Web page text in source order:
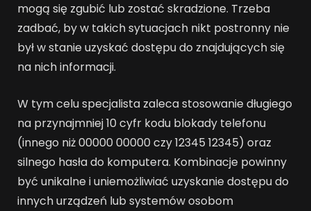
mogą się zgubić lub zostać skradzione. Trzeba
zadbać, by w takich sytuacjach nikt postronny nie
był w stanie uzyskać dostępu do znajdujących się
na nich informacji.
W tym celu specjalista zaleca stosowanie długiego
na przynajmniej 10 cyfr kodu blokady telefonu
(innego niż 00000 00000 czy 12345 12345) oraz
silnego hasła do komputera. Kombinacje powinny
być unikalne i uniemożliwiać uzyskanie dostępu do
innych urządzeń lub systemów osobom